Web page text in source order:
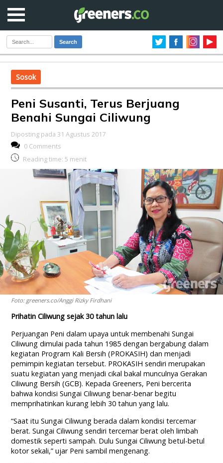
Search
Sosok
Peni Susanti, Terus Berjuang
Benahi Sungai Ciliwung
Diposting pada 31 Agustus 2017
0 Comments
Reading time: 5 menit
Foto: greeners.co/Anggi Rizky Firdhani
Prihatin Ciliwung sejak 30 tahun lalu
Perjuangan Peni dalam upaya untuk membenahi Sungai
Ciliwung dimulai pada tahun 1985 dengan bergabung dalam
kegiatan Program Kali Bersih (PROKASIH) dan menjadi
pemimpin kegiatan tersebut. PROKASIH sendiri merupakan
suatu kegiatan yang menjadi cikal bakal munculnya Gerakan
Ciliwung Bersih (GCB). Kepada Greeners, Peni bercerita
bahwa kondisi Sungai Ciliwung benar-benar begitu
memprihatinkan kurang lebih 30 tahun yang lalu.
“Saat itu Sungai Ciliwung berada dalam kondisi tercemar
berat. Sungai Ciliwung sendiri tercemar berat oleh limbah
domestik seperti sampah. Dulu Sungai Ciliwung betul-betul
kotor sekali,” ujar Peni sambil mengenang.